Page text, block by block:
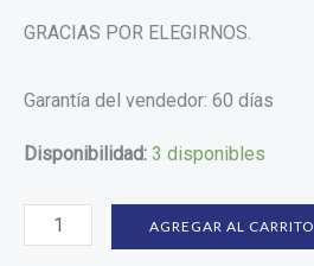
GRACIAS POR ELEGIRNOS.
Garantía del vendedor: 60 días
Disponibilidad: 3 disponibles
AGREGAR AL CARRITO